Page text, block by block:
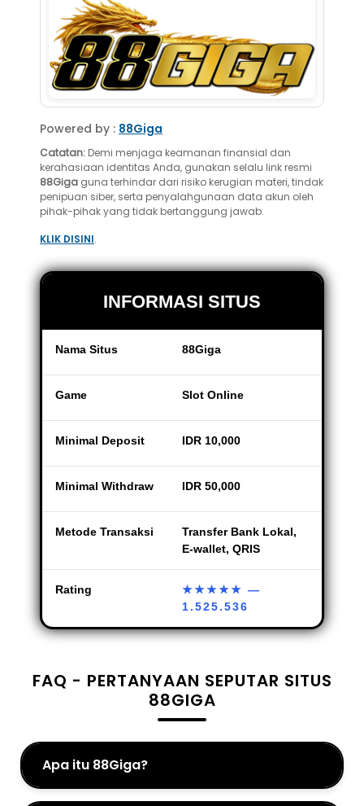
Powered by : 88Giga
Catatan: Demi menjaga keamanan finansial dan
kerahasiaan identitas Anda, gunakan selalu link resmi
88Giga guna terhindar dari risiko kerugian materi, tindak
penipuan siber, serta penyalahgunaan data akun oleh
pihak-pihak yang tidak bertanggung jawab.
KLIK DISINI.
INFORMASI SITUS
Nama Situs 88Giga
Game Slot Online
Minimal Deposit IDR 10,000
Minimal Withdraw IDR 50,000
Metode Transaksi
Transfer Bank Lokal,
E-wallet, QRIS
Rating ★★★★★ —
1.525.536
FAQ - PERTANYAAN SEPUTAR SITUS
88GIGA
Apa itu 88Giga?